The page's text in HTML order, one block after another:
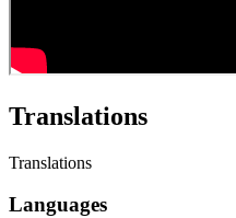
Translations
Translations
Languages